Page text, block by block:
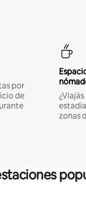
por
de
zonas